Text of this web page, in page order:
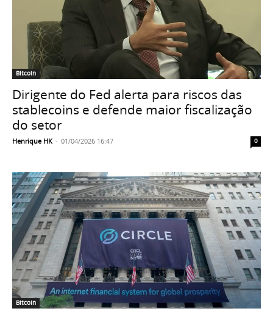
Bitcoin
Dirigente do Fed alerta para riscos das
stablecoins e defende maior fiscalização
do setor
Henrique HK - 01/04/2026 16:47 0
Bitcoin